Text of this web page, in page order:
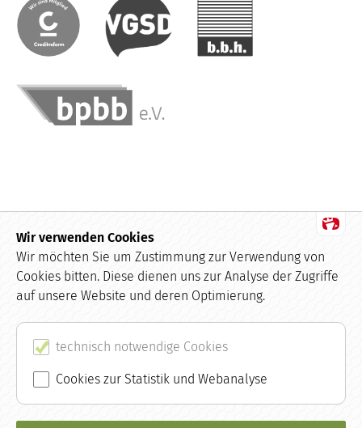
Datenschutz
Impressum
Kontakt
Wir verwenden Cookies
Wir möchten Sie um Zustimmung zur Verwendung von
Cookies bitten. Diese dienen uns zur Analyse der Zugriffe
auf unsere Website und deren Optimierung.
technisch notwendige Cookies
Cookies zur Statistik und Webanalyse
Kundenbewertungen und Erfahrungen zu
SEHR GUT
4,99 / 5,00
9